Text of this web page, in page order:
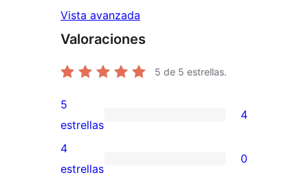
Vista avanzada
Valoraciones
5 de 5 estrellas.
4
valoraciones
de
5
estrellas
4
0
4
estrellas
0